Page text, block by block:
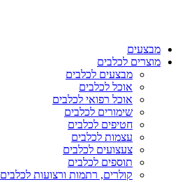
מבצעים
מוצרים לכלבים
מבצעים לכלבים
אוכל לכלבים
אוכל רפואי לכלבים
שימורים לכלבים
חטיפים לכלבים
עצמות לכלבים
צעצועים לכלבים
תוספים לכלבים
קולרים, רתמות ורצועות לכלבים